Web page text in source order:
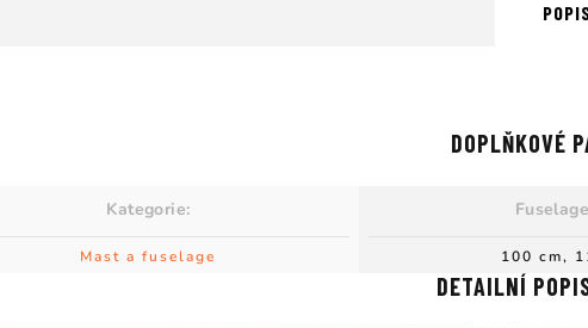
DETAILNÍ
DOPLŇKOVÉ
Kategorie:
Mast a fuselage
Fuselage
100 cm,